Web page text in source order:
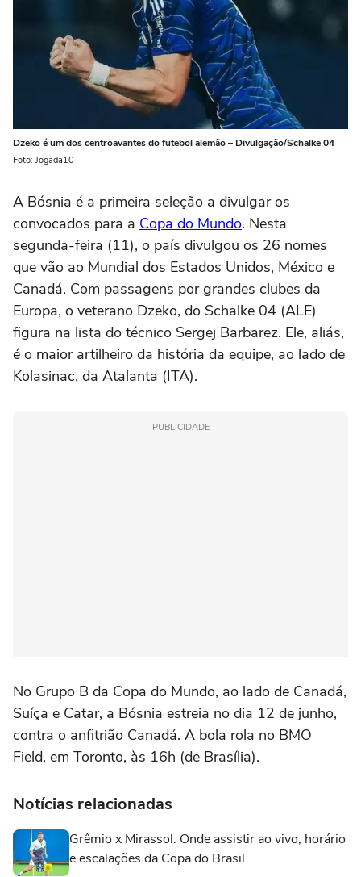
Dzeko é um dos centroavantes do futebol alemão – Divulgação/Schalke 04
Foto: Jogada10
A Bósnia é a primeira seleção a divulgar os
convocados para a Copa do Mundo. Nesta
segunda-feira (11), o país divulgou os 26 nomes
que vão ao Mundial dos Estados Unidos, México e
Canadá. Com passagens por grandes clubes da
Europa, o veterano Dzeko, do Schalke 04 (ALE)
figura na lista do técnico Sergej Barbarez. Ele, aliás,
é o maior artilheiro da história da equipe, ao lado de
Kolasinac, da Atalanta (ITA).
PUBLICIDADE
No Grupo B da Copa do Mundo, ao lado de Canadá,
Suíça e Catar, a Bósnia estreia no dia 12 de junho,
contra o anfitrião Canadá. A bola rola no BMO
Field, em Toronto, às 16h (de Brasília).
Notícias relacionadas
Grêmio x Mirassol: Onde assistir ao vivo, horário
e escalações da Copa do Brasil